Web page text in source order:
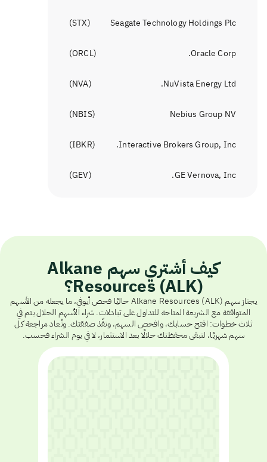
Seagate Technology Holdings Plc
(
STX
)
Oracle Corp.
(
ORCL
)
NuVista Energy Ltd.
(
NVA
)
Nebius Group NV
(
NBIS
)
Interactive Brokers Group, Inc.
(
IBKR
)
GE Vernova, Inc.
(
GEV
)
كيف أشتري سهم Alkane
Resources (ALK)؟
يجتاز سهم Alkane Resources (ALK) حاليًا فحص أيوفي، ما يجعله من الأسهم
المتوافقة مع الشريعة المتاحة للتداول على تبادلات. شراء الأسهم الحلال يتم في
ثلاث خطوات: افتح حسابك، وافحص السهم، ونفّذ صفقتك. وتُعاد مراجعة كل
سهم شهريًا، لتبقى محفظتك حلالًا بعد الاستثمار، لا في يوم الشراء فحسب.